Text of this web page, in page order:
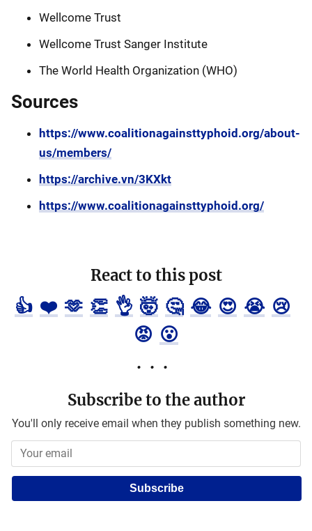
Wellcome Trust
Wellcome Trust Sanger Institute
The World Health Organization (WHO)
Sources
https://www.coalitionagainsttyphoid.org/about-
us/members/
https://archive.vn/3KXkt
https://www.coalitionagainsttyphoid.org/
React to this post
👍 ❤️ 🫶 👏 👌 🤯 🤔 😂 😍 😭 😢
😡 😮
Subscribe to the author
You'll only receive email when they publish something new.
Subscribe